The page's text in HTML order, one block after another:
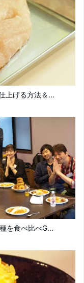
上げる方法＆...
を食べ比べG...